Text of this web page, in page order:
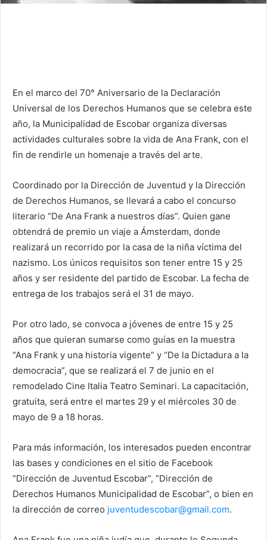
En el marco del 70° Aniversario de la Declaración
Universal de los Derechos Humanos que se celebra este
año, la Municipalidad de Escobar organiza diversas
actividades culturales sobre la vida de Ana Frank, con el
fin de rendirle un homenaje a través del arte.
Coordinado por la Dirección de Juventud y la Dirección
de Derechos Humanos, se llevará a cabo el concurso
literario “De Ana Frank a nuestros días”. Quien gane
obtendrá de premio un viaje a Ámsterdam, donde
realizará un recorrido por la casa de la niña víctima del
nazismo. Los únicos requisitos son tener entre 15 y 25
años y ser residente del partido de Escobar. La fecha de
entrega de los trabajos será el 31 de mayo.
Por otro lado, se convoca a jóvenes de entre 15 y 25
años que quieran sumarse como guías en la muestra
“Ana Frank y una historia vigente” y “De la Dictadura a la
democracia”, que se realizará el 7 de junio en el
remodelado Cine Italia Teatro Seminari. La capacitación,
gratuita, será entre el martes 29 y el miércoles 30 de
mayo de 9 a 18 horas.
Para más información, los interesados pueden encontrar
las bases y condiciones en el sitio de Facebook
“Dirección de Juventud Escobar”, “Dirección de
Derechos Humanos Municipalidad de Escobar”, o bien en
la dirección de correo juventudescobar@gmail.com.